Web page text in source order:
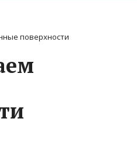
поверхности